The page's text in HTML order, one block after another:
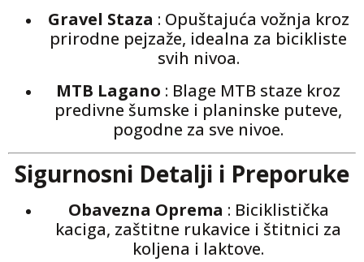
Gravel Staza : Opuštajuća vožnja kroz
prirodne pejzaže, idealna za bicikliste
svih nivoa.
MTB Lagano : Blage MTB staze kroz
predivne šumske i planinske puteve,
pogodne za sve nivoe.
Sigurnosni Detalji i Preporuke
Obavezna Oprema : Biciklistička
kaciga, zaštitne rukavice i štitnici za
koljena i laktove.